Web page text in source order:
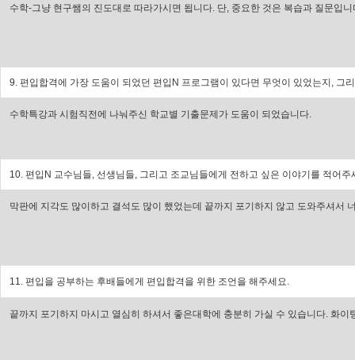
수학-그냥 현구쌤의 진도대로 따라가시면 됩니다. 단, 중요한 것은 복습과 질문입
9. 편입합격에 가장 도움이 되었던 편입N 프로그램이 있다면 무엇이 있었는지, 그
수학특강과 시험직전에 나눠주신 학교별 기출문제가 도움이 되었습니다.
10. 편입N 교수님들, 선생님들, 그리고 조교님들에게 전하고 싶은 이야기를 적어주
막판에 지각도 많이하고 결석도 많이 했었는데 끝까지 포기하지 않고 도와주셔서
11. 편입을 공부하는 후배들에게 편입합격을 위한 조언을 해주세요.
끝까지 포기하지 마시고 열심히 하셔서 좋은대학에 충분히 가실 수 있습니다. 화이